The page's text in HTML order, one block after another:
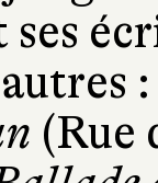
(Rue